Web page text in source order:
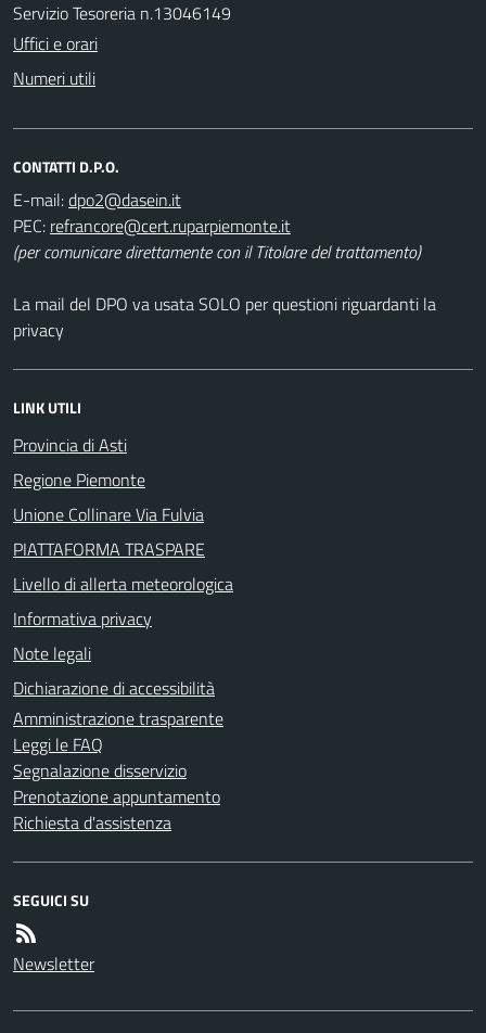
Servizio Tesoreria n.13046149
Uffici e orari
Numeri utili
CONTATTI D.P.O.
E-mail:
PEC:
(per comunicare direttamente con il Titolare del trattamento)
La mail del DPO va usata SOLO per questioni riguardanti la
privacy
LINK UTILI
Provincia di Asti
Regione Piemonte
Unione Collinare Via Fulvia
PIATTAFORMA TRASPARE
Livello di allerta meteorologica
Informativa privacy
Note legali
Dichiarazione di accessibilità
Amministrazione trasparente
Leggi le FAQ
Segnalazione disservizio
Prenotazione appuntamento
Richiesta d'assistenza
SEGUICI SU
Newsletter